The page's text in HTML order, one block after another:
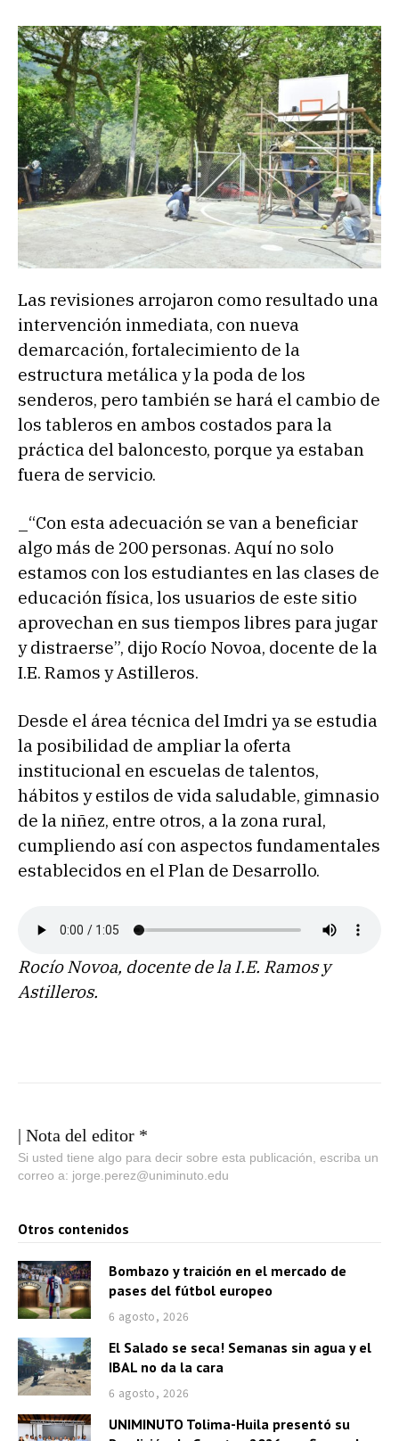
Las revisiones arrojaron como resultado una
intervención inmediata, con nueva
demarcación, fortalecimiento de la
estructura metálica y la poda de los
senderos, pero también se hará el cambio de
los tableros en ambos costados para la
práctica del baloncesto, porque ya estaban
fuera de servicio.
_“Con esta adecuación se van a beneficiar
algo más de 200 personas. Aquí no solo
estamos con los estudiantes en las clases de
educación física, los usuarios de este sitio
aprovechan en sus tiempos libres para jugar
y distraerse”, dijo Rocío Novoa, docente de la
I.E. Ramos y Astilleros.
Desde el área técnica del Imdri ya se estudia
la posibilidad de ampliar la oferta
institucional en escuelas de talentos,
hábitos y estilos de vida saludable, gimnasio
de la niñez, entre otros, a la zona rural,
cumpliendo así con aspectos fundamentales
establecidos en el Plan de Desarrollo.
Rocío Novoa, docente de la I.E. Ramos y
Astilleros.
| Nota del editor *
Si usted tiene algo para decir sobre esta publicación, escriba un
correo a: jorge.perez@uniminuto.edu
Otros contenidos
Bombazo y traición en el mercado de
pases del fútbol europeo
6 agosto, 2026
El Salado se seca! Semanas sin agua y el
IBAL no da la cara
6 agosto, 2026
UNIMINUTO Tolima-Huila presentó su